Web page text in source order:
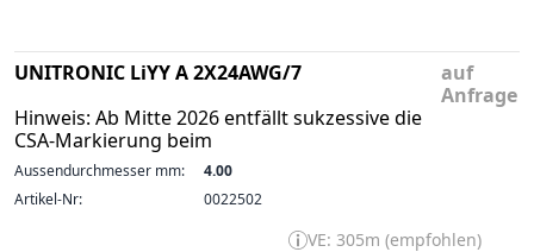
UNITRONIC LiYY A 2X24AWG/7
Hinweis: Ab Mitte 2026 entfällt sukzessive die
CSA-Markierung beim
auf
Anfrage
Aussendurchmesser mm:
4.00
Artikel-Nr:
0022502
VE: 305m (empfohlen)